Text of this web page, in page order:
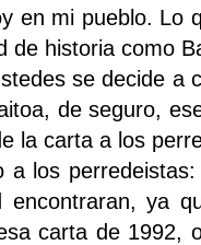
en mi pueblo. Lo
historia como
se decide a
de seguro,
la carta a los
los
ya
carta de 1992,